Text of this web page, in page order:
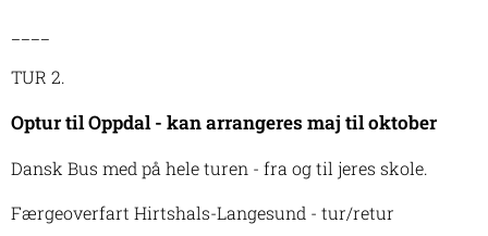
TUR 2.
Optur til Oppdal - kan arrangeres maj til oktober
Dansk Bus med på hele turen - fra og til jeres skole.
Færgeoverfart Hirtshals-Langesund - tur/retur